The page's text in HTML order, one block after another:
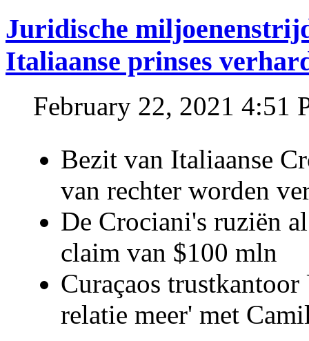
Juridische
Italiaanse prinses
February 22, 2021 4:51
Bezit van Italiaanse
van rechter worden
De Crociani's ruziën
claim van $100 mln
Curaçaos
relatie meer' met